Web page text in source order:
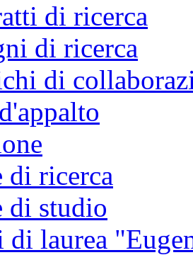
di ricerca
di ricerca
di
di ricerca
di studio
di laurea